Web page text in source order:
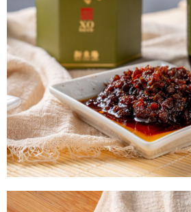
５．嚴禁一人註冊多個帳號或使用他人資訊註
恩沛科技股份有限公司將有權停止該用戶之使用